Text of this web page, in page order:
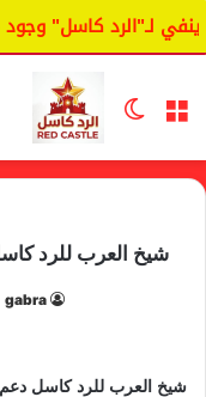
لـ"الرد كاسل"
القائمة الوضع المظلم
شيخ العرب للرد
gabra
شيخ العرب للرد كاسل